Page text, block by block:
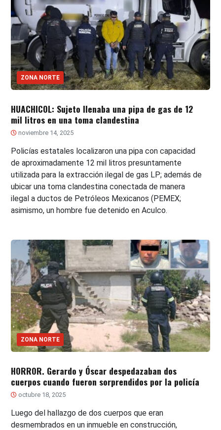
ZONA NORTE
HUACHICOL: Sujeto llenaba una pipa de gas de 12
mil litros en una toma clandestina
noviembre 14, 2025
Policías estatales localizaron una pipa con capacidad
de aproximadamente 12 mil litros presuntamente
utilizada para la extracción ilegal de gas LP; además de
ubicar una toma clandestina conectada de manera
ilegal a ductos de Petróleos Mexicanos (PEMEX;
asimismo, un hombre fue detenido en Aculco.
ZONA NORTE
HORROR. Gerardo y Óscar despedazaban dos
cuerpos cuando fueron sorprendidos por la policía
octubre 18, 2025
Luego del hallazgo de dos cuerpos que eran
desmembrados en un inmueble en construcción,